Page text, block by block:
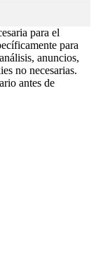
para el
para
anuncios,
no necesarias.
antes de